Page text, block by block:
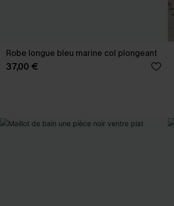
Robe longue bleu marine col plongeant
37,00 €